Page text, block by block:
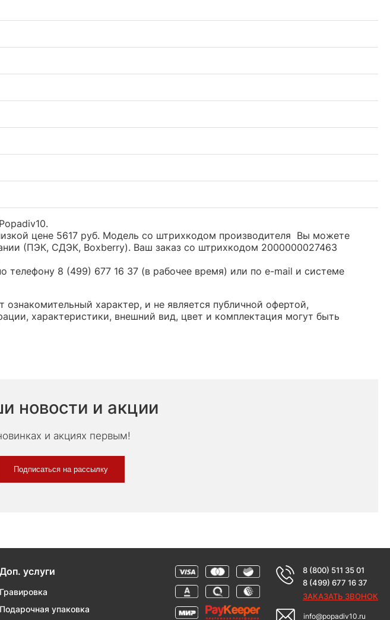
цене 5617 руб. Модель со штрихкодом производителя Вы можете
(ПЭК, СДЭК, Boxberry). Ваш заказ со штрихкодом 2000000027463
телефону 8 (499) 677 16 37 (в рабочее время) или по e-mail и системе
характер, и не является публичной офертой,
характеристики, внешний вид, цвет и комплектация могут быть
новости и акции
и акциях первым!
Подписаться на рассылку
Доп. услуги
Гравировка
Подарочная упаковка
8 (800) 511 35 01
8 (499) 677 16 37
ЗАКАЗАТЬ ЗВОНОК
info@popadiv10.ru